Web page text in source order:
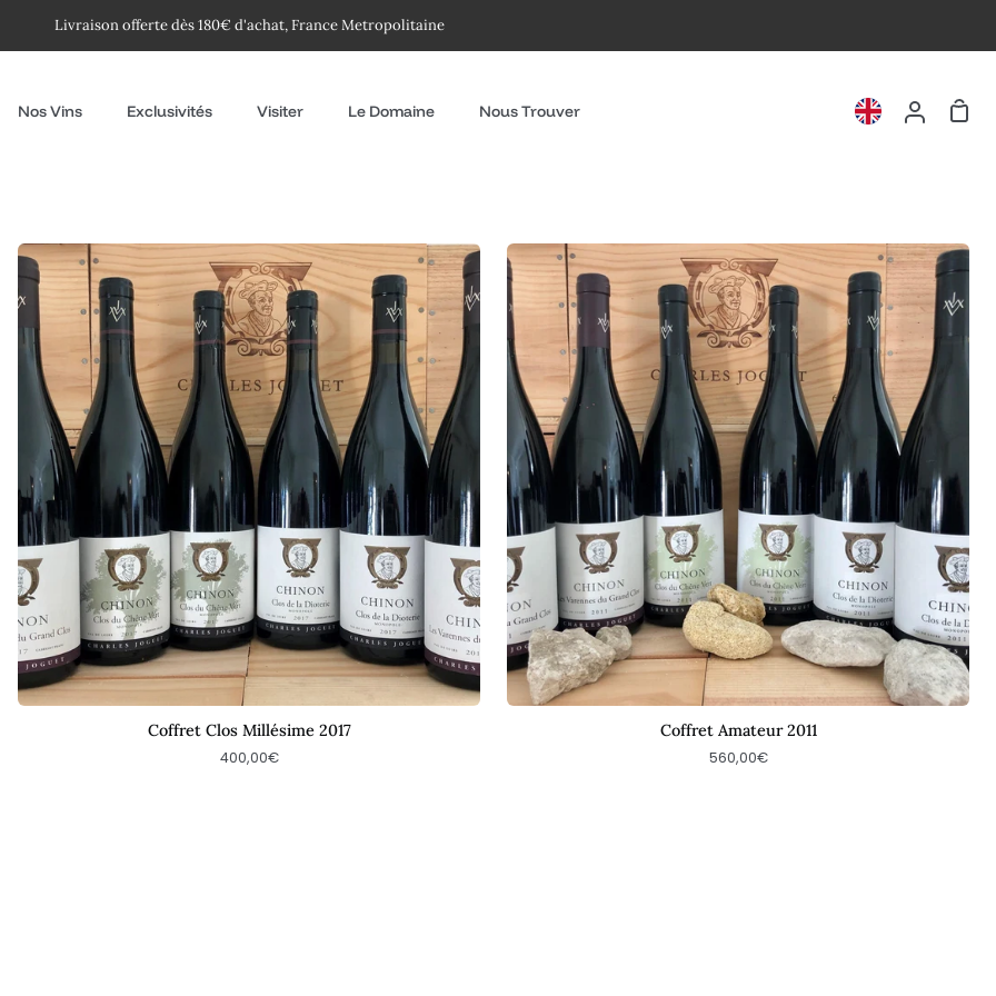
Livraison offerte dès 180€ d'achat, France Metropolitaine
Nos Vins Exclusivités Visiter Le Domaine Nous Trouver
Mon
Coffret
Clos
Millésime
2017
Coffret Clos Millésime 2017
400,00€
Coffret
Amateur
2011
Coffret Amateur 2011
560,00€